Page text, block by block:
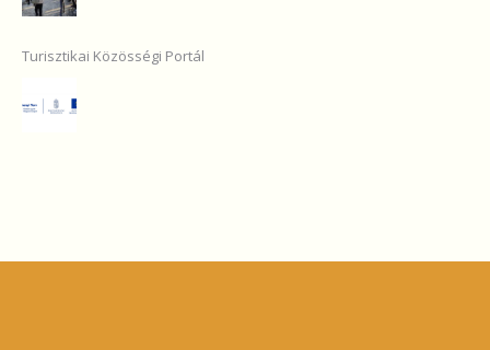
Turisztikai Közösségi Portál